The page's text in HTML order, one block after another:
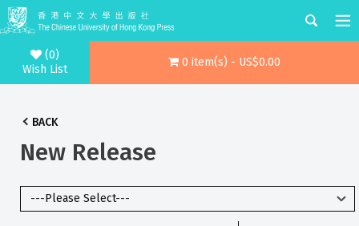
(0)
Wish List
0 item(s) - US$0.00
BACK
New Release